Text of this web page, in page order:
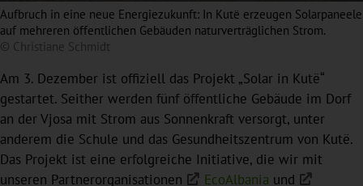
Aufbruch in eine neue Energiezukunft: In Kutë erzeugen Solarpaneele
auf mehreren öffentlichen Gebäuden naturverträglichen Strom.
© Christiane Schmidt
Am 3. Dezember ist offiziell das Projekt „Solar in Kutë“
gestartet. Seither werden fünf öffentliche Gebäude im Dorf
an der Vjosa mit Strom aus Sonnenkraft versorgt, unter
anderem die Schule und das Gesundheitszentrum von Kutë.
Das Projekt ist eine erfolgreiche Initiative, die wir mit
unseren Partnerorganisationen
EcoAlbania und